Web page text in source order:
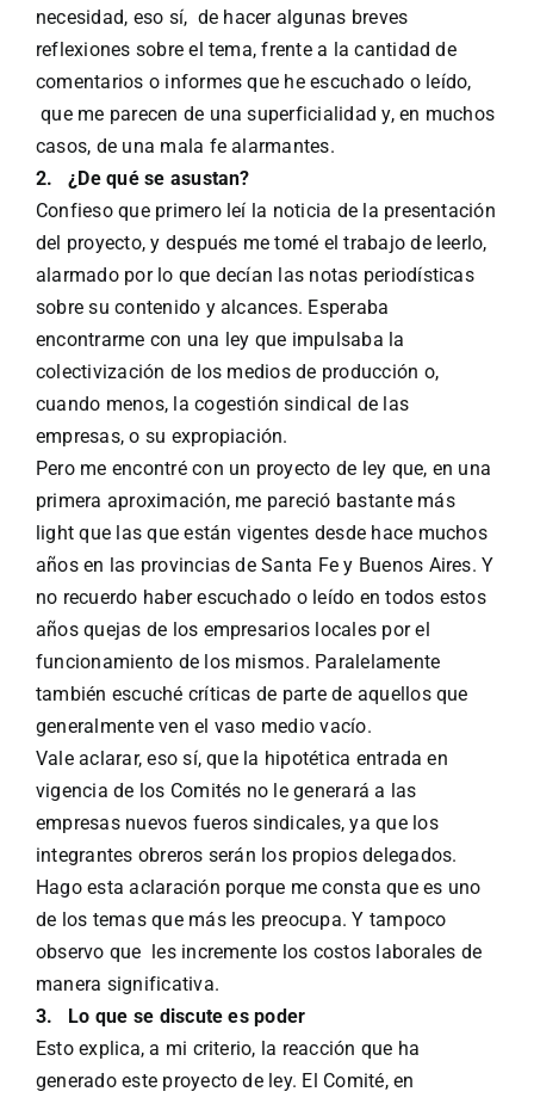
necesidad, eso sí, de hacer algunas breves
reflexiones sobre el tema, frente a la cantidad de
comentarios o informes que he escuchado o leído,
que me parecen de una superficialidad y, en muchos
casos, de una mala fe alarmantes.
2.¿De qué se asustan?
Confieso que primero leí la noticia de la presentación
del proyecto, y después me tomé el trabajo de leerlo,
alarmado por lo que decían las notas periodísticas
sobre su contenido y alcances. Esperaba
encontrarme con una ley que impulsaba la
colectivización de los medios de producción o,
cuando menos, la cogestión sindical de las
empresas, o su expropiación.
Pero me encontré con un proyecto de ley que, en una
primera aproximación, me pareció bastante más
light que las que están vigentes desde hace muchos
años en las provincias de Santa Fe y Buenos Aires. Y
no recuerdo haber escuchado o leído en todos estos
años quejas de los empresarios locales por el
funcionamiento de los mismos. Paralelamente
también escuché críticas de parte de aquellos que
generalmente ven el vaso medio vacío.
Vale aclarar, eso sí, que la hipotética entrada en
vigencia de los Comités no le generará a las
empresas nuevos fueros sindicales, ya que los
integrantes obreros serán los propios delegados.
Hago esta aclaración porque me consta que es uno
de los temas que más les preocupa. Y tampoco
observo que les incremente los costos laborales de
manera significativa.
3. Lo que se discute es poder
Esto explica, a mi criterio, la reacción que ha
generado este proyecto de ley. El Comité, en